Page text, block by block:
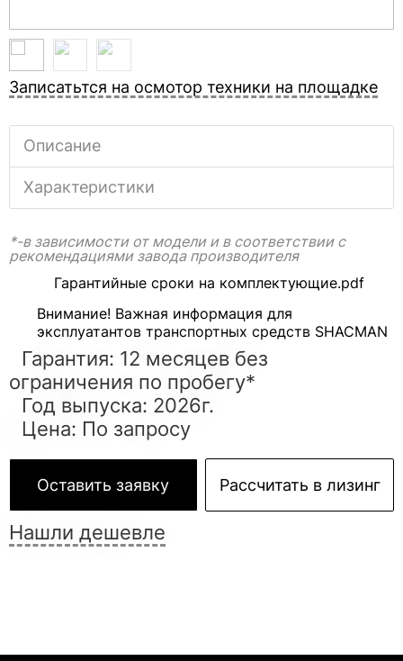
Записатьтся на осмотор техники на площадке
Описание
Характеристики
*-в зависимости от модели и в соответствии с
рекомендациями завода производителя
Гарантийные сроки на комплектующие.pdf
Внимание! Важная информация для
эксплуатантов транспортных средств SHACMAN
Гарантия: 12 месяцев без
ограничения по пробегу*
Год выпуска: 2026г.
Цена: По запросу
Оставить заявку Рассчитать в лизинг
Нашли дешевле